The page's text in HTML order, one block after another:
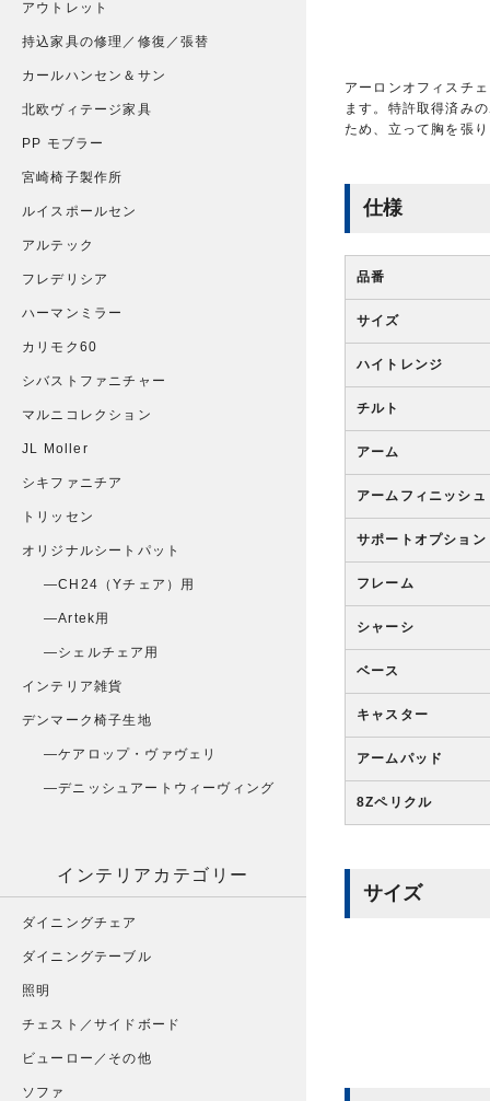
アーロンオフィスチ
ます。特許取得済み
ため、立って胸を張
仕様
品番
サイズ
ハイトレンジ
チルト
アーム
アームフィニッシュ
サポートオプション
フレーム
シャーシ
ベース
キャスター
アームパッド
8Zペリクル
サイズ
アウトレット
持込家具の修理／修復／張替
カールハンセン＆サン
北欧ヴィテージ家具
PP モブラー
宮崎椅子製作所
ルイスポールセン
アルテック
フレデリシア
ハーマンミラー
カリモク60
シバストファニチャー
マルニコレクション
JL Moller
シキファニチア
トリッセン
オリジナルシートパット
CH24（Yチェア）用
Artek用
シェルチェア用
インテリア雑貨
デンマーク椅子生地
ケアロップ・ヴァヴェリ
デニッシュアートウィーヴィング
インテリアカテゴリー
ダイニングチェア
ダイニングテーブル
照明
チェスト／サイドボード
ビューロー／その他
ソファ